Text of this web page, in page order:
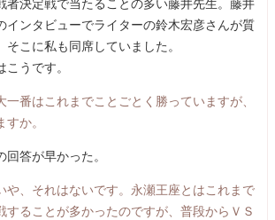
決定戦で当たることの多い藤井先生。藤井
インタビューでライターの鈴木宏彦さんが質
そこに私も同席していました。
うです。
番はこれまでことごとく勝っていますが、
か。
答が早かった。
や、それはないです。永瀬王座とはこれまで
することが多かったのですが、普段からＶＳ